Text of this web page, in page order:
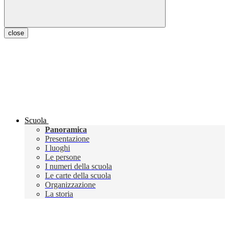
close
Scuola
Panoramica
Presentazione
I luoghi
Le persone
I numeri della scuola
Le carte della scuola
Organizzazione
La storia